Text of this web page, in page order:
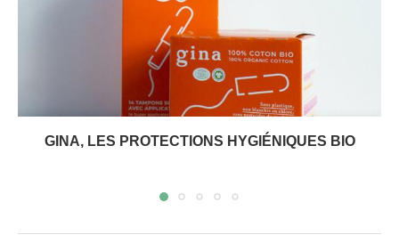
GINA, LES PROTECTIONS HYGIÉNIQUES BIO